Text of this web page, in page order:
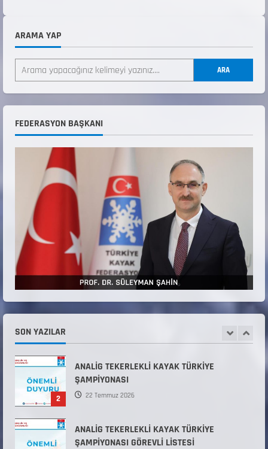
ARAMA YAP
ARA
FEDERASYON BAŞKANI
SON YAZILAR
2 22 Temmuz 2026
ANALİG TEKERLEKLİ KAYAK TÜRKİYE
ŞAMPİYONASI GÖREVLİ LİSTESİ
22 Temmuz 2026
Belirlendi
KAYAKLI KOŞU VE BİATHLON 3.KADEME
ANTRENÖRLÜK KURSU DUYURUSU
12 Temmuz 2026
1
Millî Savunma Bakanlığı Kara, Deniz ve Hava
Kuvvetleri Komutanlıklarına 2026 Yılı (2026-
2 Dönem) Sporcu Branşı Sözleşmeli Er
Temini Başvuruları Başlamıştır.
2
ŞAMPİYONASI
3
ANALİG TEKERLEKLİ KAYAK TÜRKİYE